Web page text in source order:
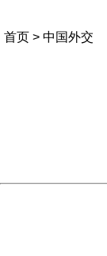
首页 > 中国外交